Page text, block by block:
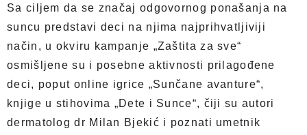
Sa ciljem da se značaj odgovornog ponašanja na
suncu predstavi deci na njima najprihvatljiviji
način, u okviru kampanje „Zaštita za sve“
osmišljene su i posebne aktivnosti prilagođene
deci, poput online igrice „Sunčane avanture“,
knjige u stihovima „Dete i Sunce“, čiji su autori
dermatolog dr Milan Bjekić i poznati umetnik